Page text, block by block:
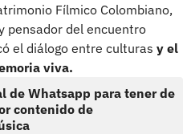
Fílmico Colombiano,
pensador del encuentro
el diálogo entre culturas y el
viva.
de Whatsapp para tener de
contenido de